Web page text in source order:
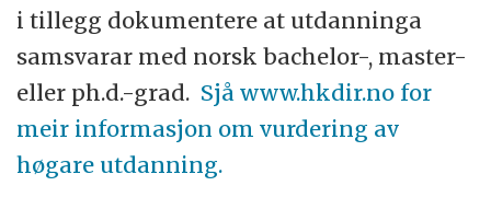
i tillegg dokumentere at utdanninga
samsvarar med norsk bachelor-, master-
eller ph.d.-grad. Sjå www.hkdir.no for
meir informasjon om vurdering av
høgare utdanning.